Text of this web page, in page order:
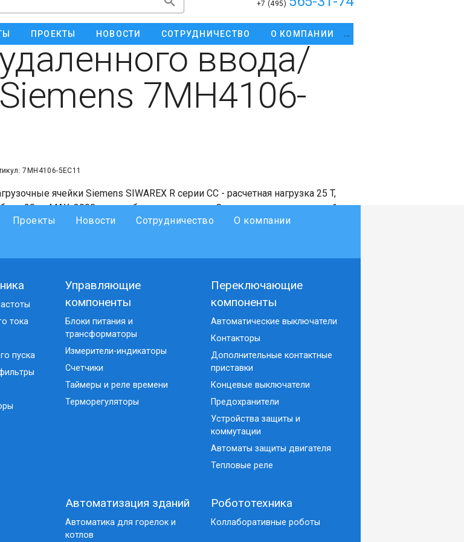
+7 (495)
ПРОЕКТЫ НОВОСТИ СОТРУДНИЧЕСТВО О КОМПАНИИ
ввода/
7MH4106-
7MH4106-5EC11
ячейки Siemens SIWAREX R серии CC - расчетная нагрузка 25 T,
20 м, MAX. 3000 масштабных интервалов. Сделано из нержавеющей
с классом защиты EEX IB IIC T6, для использования с промышленными
Проекты Новости Сотрудничество
О компании
тока
пуска
Управляющие
компоненты
Блоки питания и
трансформаторы
Измерители-индикаторы
Счетчики
Таймеры и реле времени
Терморегуляторы
Переключающие
компоненты
Автоматические выключатели
Контакторы
Дополнительные контактные
приставки
Концевые выключатели
Предохранители
Устройства защиты и
коммутации
Автоматы защиты двигателя
Тепловые реле
Автоматизация зданий
Автоматика для горелок и
котлов
Робототехника
Коллаборативные роботы